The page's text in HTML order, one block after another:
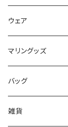
UNDERSERIES
TABIE REVO
AQA
STORMBLADE
コイルコード
ボードケース
ウェア
メンズ
レディース
キッズ
マリングッズ
バッグ
雑貨